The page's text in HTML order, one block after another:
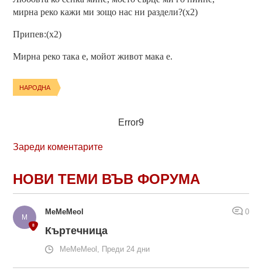
мирна реко кажи ми зощо нас ни раздели?(х2)
Припев:(х2)
Мирна реко така е, мойот живот мака е.
НАРОДНА
Error9
Зареди коментарите
НОВИ ТЕМИ ВЪВ ФОРУМА
MeMeMeol 0
Къртечница
MeMeMeol, Преди 24 дни